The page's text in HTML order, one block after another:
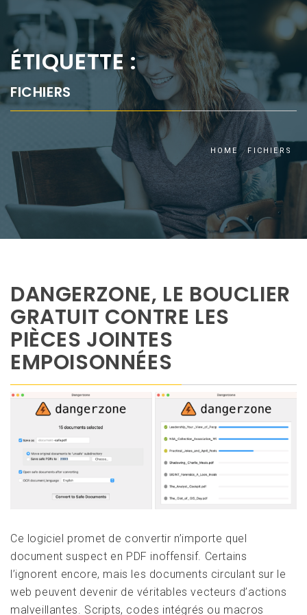
ÉTIQUETTE :
FICHIERS
HOME FICHIERS
DANGERZONE, LE BOUCLIER
GRATUIT CONTRE LES
PIÈCES JOINTES
EMPOISONNÉES
Ce logiciel promet de convertir n’importe quel
document suspect en PDF inoffensif. Certains
l’ignorent encore, mais les documents circulant sur le
web peuvent devenir de véritables vecteurs d’actions
malveillantes. Scripts, codes intégrés ou macros